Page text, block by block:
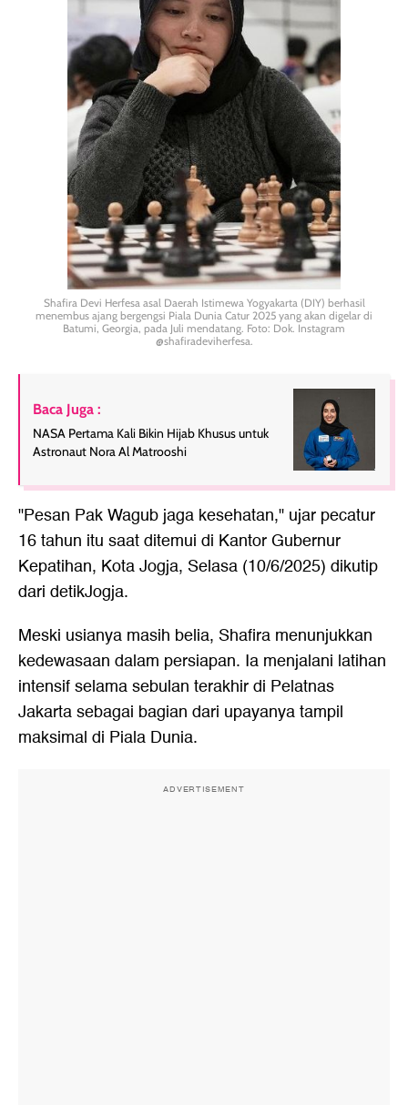
Shafira Devi Herfesa asal Daerah Istimewa Yogyakarta (DIY) berhasil
menembus ajang bergengsi Piala Dunia Catur 2025 yang akan digelar di
Batumi, Georgia, pada Juli mendatang. Foto: Dok. Instagram
@shafiradeviherfesa.
Baca Juga :
NASA Pertama Kali Bikin Hijab Khusus untuk
Astronaut Nora Al Matrooshi
"Pesan Pak Wagub jaga kesehatan," ujar pecatur
16 tahun itu saat ditemui di Kantor Gubernur
Kepatihan, Kota Jogja, Selasa (10/6/2025) dikutip
dari detikJogja.
Meski usianya masih belia, Shafira menunjukkan
kedewasaan dalam persiapan. Ia menjalani latihan
intensif selama sebulan terakhir di Pelatnas
Jakarta sebagai bagian dari upayanya tampil
maksimal di Piala Dunia.
ADVERTISEMENT